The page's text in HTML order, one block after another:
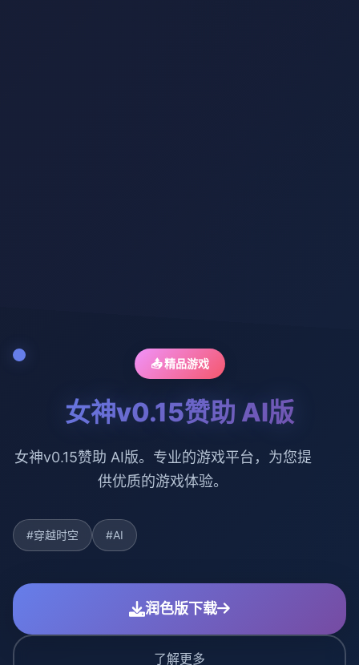
📤 精品游戏
女神v0.15赞助 AI版
女神v0.15赞助 AI版。专业的游戏平台，为您提
供优质的游戏体验。
#穿越时空 #AI
润色版下载
了解更多